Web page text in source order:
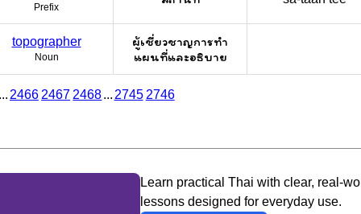
Prefix
topographer
Noun
ผู้เชี่ยวชาญการทำ
แผนที่และอธิบาย
2466 2467 2468... 2745 2746
Learn practical Thai with clear, real-
lessons designed for everyday use.